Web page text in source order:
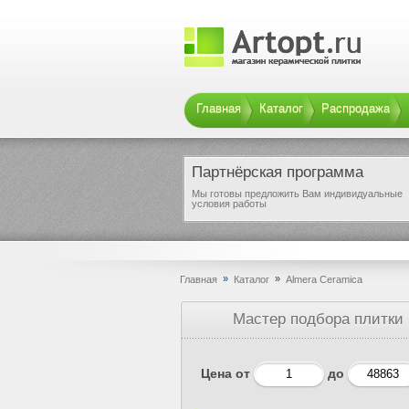
Главная Каталог Распродажа
Партнёрская программа
Мы готовы предложить Вам индивидуальные
условия работы
Главная » Каталог » Almera Ceramica
Мастер подбора плитки
Цена от до